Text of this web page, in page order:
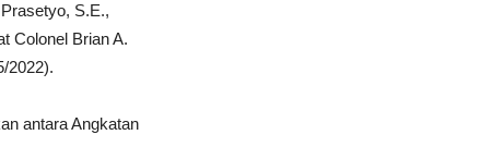
S.E.,
Colonel Brian A.
2022).
antara Angkatan